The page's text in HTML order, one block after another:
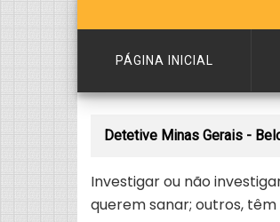
PÁGINA INICIAL
Detetive Minas Gerais -
Investigar ou não
querem sanar; outros,